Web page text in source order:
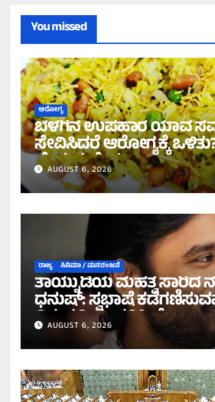
You missed
ಆರೋಗ್ಯ
ಬೆಳಗಿನ ಉಪಹಾರ ಯಾವ
ಸೇವಿಸಿದರೆ ಆರೋಗ್ಯಕ್ಕೆ ಒಳಿತು?
ಹೇಳುವುದೇನು?
AUGUST 6, 2026
ರಾಜ್ಯ ಸಿನಿಮಾ / ಮನರಂಜನೆ
ತಾಯ್ನುಡಿಯ ಮಹತ್ವ ಸಾರಿದ
ಧನುಷ್: ಸ್ವಭಾಷೆ
ವಿರುದ್ಧ ತೀಕ್ಷ್ಣ ಪ್ರತಿಕ್ರಿಯೆ!
AUGUST 6, 2026